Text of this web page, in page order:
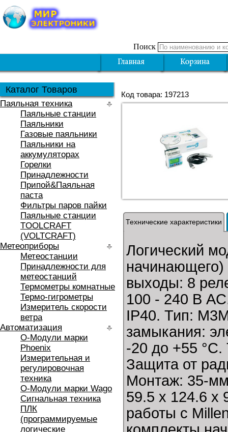
Поиск
Каталог Товаров
Паяльная техника
Паяльные станции
Паяльники
Газовые паяльники
Паяльники на
аккумуляторах
Горелки
Принадлежности
Припой&Паяльная
паста
Фильтры паров пайки
Паяльные станции
TOOLCRAFT
(VOLTCRAFT)
Метеоприборы
Метеостанции
Принадлежности для
метеостанций
Термометры комнатные
Термо-гигрометры
Измеритель скорости
ветра
Автоматизация
O-Модули марки
Phoenix
Измерительная и
регулировочная
техника
O-Модули марки Wago
Сигнальная техника
ПЛК
(программируемые
логические
Код товара: 197213
Технические характеристики
Логический
выходы: 8
100 - 240 В
IP40. Тип:
замыкания:
-20 до +55
Защита от
Монтаж: 35-
59.5 x 124.6 x
работы с